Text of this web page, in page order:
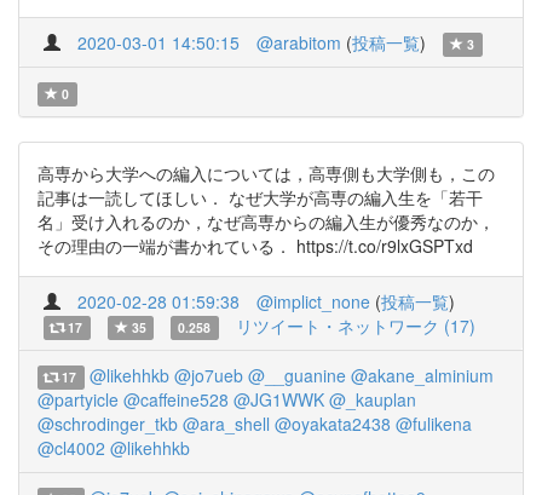
2020-03-01 14:50:15 @arabitom (投稿一覧) 3
0
高専から大学への編入については，高専側も大学側も，この
記事は一読してほしい． なぜ大学が高専の編入生を「若干
名」受け入れるのか，なぜ高専からの編入生が優秀なのか，
その理由の一端が書かれている． https://t.co/r9lxGSPTxd
2020-02-28 01:59:38 @implict_none (投稿一覧)
17 35 0.258 リツイート・ネットワーク (17)
17 @likehhkb @jo7ueb @__guanine @akane_alminium
@partyicle @caffeine528 @JG1WWK @_kauplan
@schrodinger_tkb @ara_shell @oyakata2438 @fulikena
@cl4002 @likehhkb